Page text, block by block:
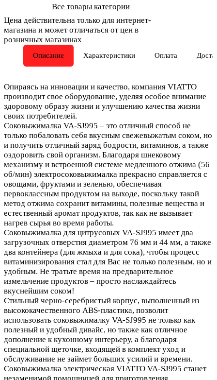
Все товары категории
Цена действительна только для интернет-
магазина и может отличаться от цен в
розничных магазинах
Описание Характеристики Оплата
Опираясь на инновации и качество, компания VIATTO
производит свое оборудование, уделяя особое внимание
здоровому образу жизни и улучшению качества жизни
своих потребителей.
Соковыжималка VA-SJ995 – это отличный способ не
только побаловать себя вкусным свежевыжатым соком, но
и получить отличный заряд бодрости, витаминов, а также
оздоровить свой организм. Благодаря шнековому
механизму и встроенной системе медленного отжима (56
об/мин) электросоковыжималка прекрасно справляется с
овощами, фруктами и зеленью, обеспечивая
первоклассным продуктом на выходе, поскольку такой
метод отжима сохранит витамины, полезные вещества и
естественный аромат продуктов, так как не вызывает
нагрев сырья во время работы.
Соковыжималка для цитрусовых VA-SJ995 имеет два
загрузочных отверстия диаметром 76 мм и 44 мм, а также
два контейнера (для жмыха и для сока), чтобы процесс
витаминизирования стал для Вас не только полезным, но и
удобным. Не тратьте время на предварительное
измельчение продуктов – просто наслаждайтесь
вкуснейшим соком!
Стильный черно-серебристый корпус, выполненный из
высококачественного ABS-пластика, позволит
использовать соковыжималку VA-SJ995 не только как
полезный и удобный дивайс, но также как отличное
дополнение к кухонному интерьеру, а благодаря
специальной щеточке, входящей в комплект уход и
обслуживание не займет больших усилий и времени.
Соковыжималка электрическая VIATTO VA-SJ995 станет
незаменимой помощницей для приготовления